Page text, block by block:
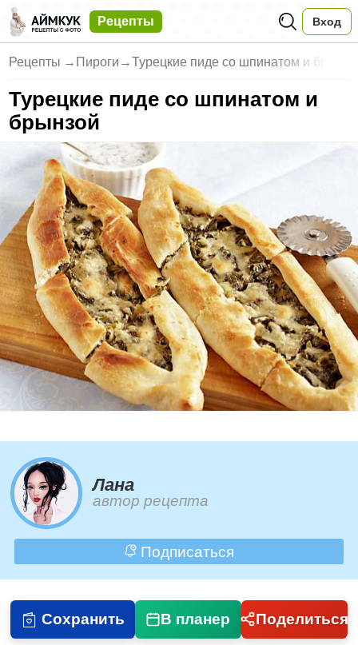
Рецепты Вход
Рецепты → Пироги →Турецкие пиде со шпинатом и бр
Турецкие пиде со шпинатом и
брынзой
Лана
автор рецепта
Подписаться
Сохранить В планер Поделиться